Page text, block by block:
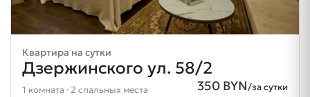
Квартира на сутки
Дзержинского ул. 58/2
350 BYN/за сутки
1 комната · 2 спальных места